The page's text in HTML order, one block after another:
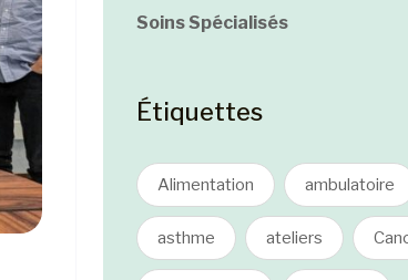
Soins Spécialisés
Étiquettes
Alimentation ambulatoire
asthme ateliers